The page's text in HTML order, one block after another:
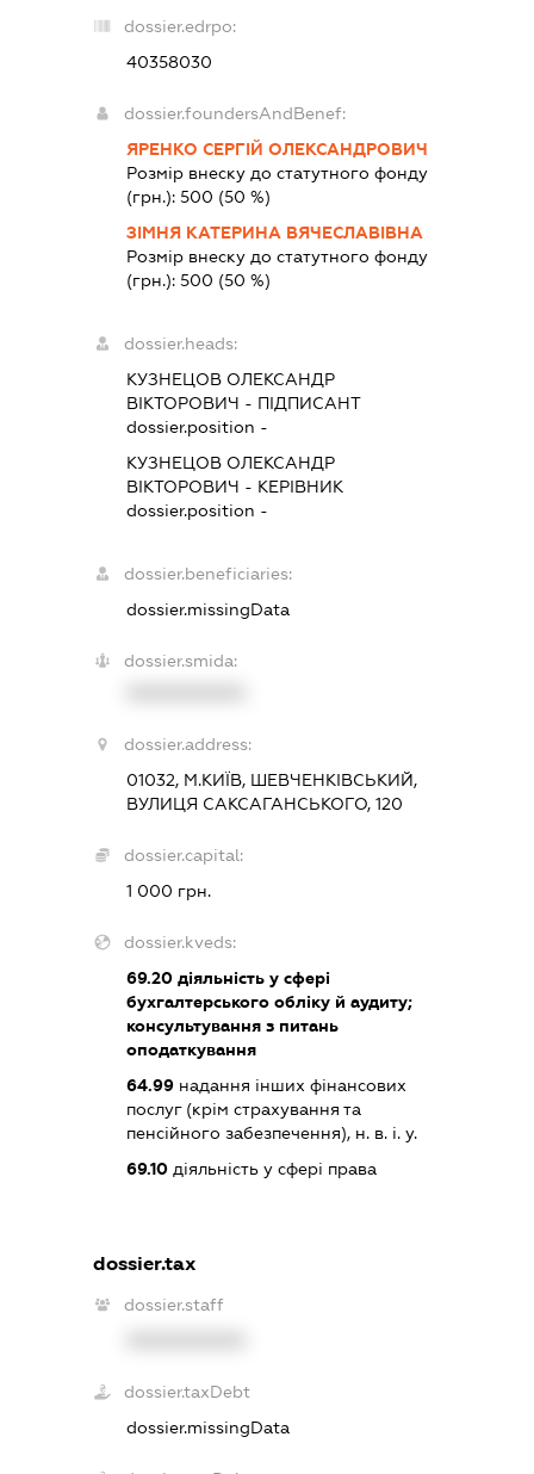
dossier.edrpo:
40358030
dossier.foundersAndBenef:
ЯРЕНКО СЕРГІЙ ОЛЕКСАНДРОВИЧ
Розмір внеску до статутного фонду
(грн.):500 (50 %)
ЗІМНЯ КАТЕРИНА ВЯЧЕСЛАВІВНА
Розмір внеску до статутного фонду
(грн.):500 (50 %)
dossier.heads:
КУЗНЕЦОВ ОЛЕКСАНДР
ВІКТОРОВИЧ - ПІДПИСАНТ
dossier.position -
КУЗНЕЦОВ ОЛЕКСАНДР
ВІКТОРОВИЧ - КЕРІВНИК
dossier.position -
dossier.beneficiaries:
dossier.missingData
dossier.smida:
dossier.address:
01032, М.КИЇВ, ШЕВЧЕНКІВСЬКИЙ,
ВУЛИЦЯ САКСАГАНСЬКОГО, 120
dossier.capital:
1 000 грн.
dossier.kveds:
69.20 діяльність у сфері
бухгалтерського обліку й аудиту;
консультування з питань
оподаткування
64.99 надання інших фінансових
послуг (крім страхування та
пенсійного забезпечення), н. в. і. у.
69.10 діяльність у сфері права
dossier.tax
dossier.staff
dossier.taxDebt
dossier.missingData